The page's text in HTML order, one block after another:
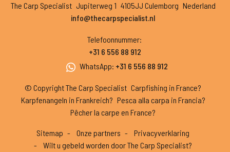
The Carp Specialist Jupiterweg 1 4105JJ Culemborg Nederland
info@thecarpspecialist.nl
Telefoonnummer:
+31 6 556 88 912
WhatsApp: +31 6 556 88 912
© Copyright The Carp Specialist Carpfishing in France?
Karpfenangeln in Frankreich? Pesca alla carpa in Francia?
Pêcher la carpe en France?
Sitemap Onze partners
Privacyverklaring
Wilt u gebeld worden door The Carp Specialist?